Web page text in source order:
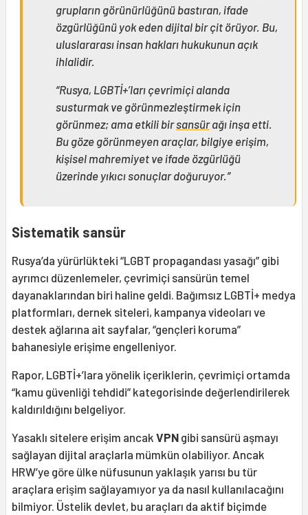
grupların görünürlüğünü bastıran, ifade
özgürlüğünü yok eden dijital bir çit örüyor. Bu,
uluslararası insan hakları hukukunun açık
ihlalidir.
“Rusya, LGBTİ+’ları çevrimiçi alanda
susturmak ve görünmezleştirmek için
görünmez; ama etkili birsansürağı inşa etti.
Bu göze görünmeyen araçlar, bilgiye erişim,
kişisel mahremiyet ve ifade özgürlüğü
üzerinde yıkıcı sonuçlar doğuruyor.”
Sistematik sansür
Rusya’da yürürlükteki “LGBT propagandası yasağı” gibi
ayrımcı düzenlemeler, çevrimiçi sansürün temel
dayanaklarından biri haline geldi. Bağımsız LGBTİ+ medya
platformları, dernek siteleri, kampanya videoları ve
destek ağlarına ait sayfalar, “gençleri koruma”
bahanesiyle erişime engelleniyor.
Rapor, LGBTİ+’lara yönelik içeriklerin, çevrimiçi ortamda
“kamu güvenliği tehdidi” kategorisinde değerlendirilerek
kaldırıldığını belgeliyor.
Yasaklı sitelere erişim ancak VPN gibi sansürü aşmayı
sağlayan dijital araçlarla mümkün olabiliyor. Ancak
HRW’ye göre ülke nüfusunun yaklaşık yarısı bu tür
araçlara erişim sağlayamıyor ya da nasıl kullanılacağını
bilmiyor. Üstelik devlet, bu araçları da aktif biçimde